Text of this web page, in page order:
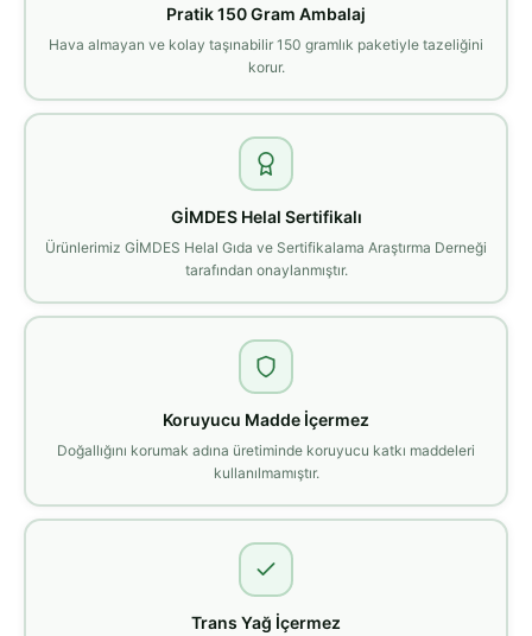
Pratik 150 Gram Ambalaj
Hava almayan ve kolay taşınabilir 150 gramlık paketiyle tazeliğini
korur.
GİMDES Helal Sertifikalı
Ürünlerimiz GİMDES Helal Gıda ve Sertifikalama Araştırma Derneği
tarafından onaylanmıştır.
Koruyucu Madde İçermez
Doğallığını korumak adına üretiminde koruyucu katkı maddeleri
kullanılmamıştır.
Trans Yağ İçermez